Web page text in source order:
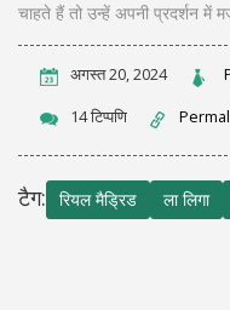
चाहते हैं तो उन्हें अपनी प्रदर्शन में
अगस्त 20, 2024
14 टिप्पणि
टैग: रियल मैड्रिड ला लिगा